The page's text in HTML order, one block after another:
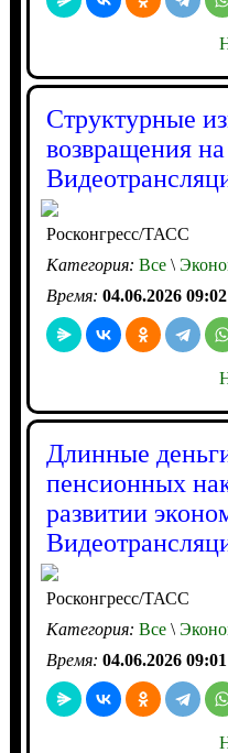
Структурные
возвращения
Росконгресс/ТАСС
Категория: Все\
Время: 04.06.2026 09:02
Длинные
пенсионных
развитии
Росконгресс/ТАСС
Категория: Все\
Время: 04.06.2026 09:01